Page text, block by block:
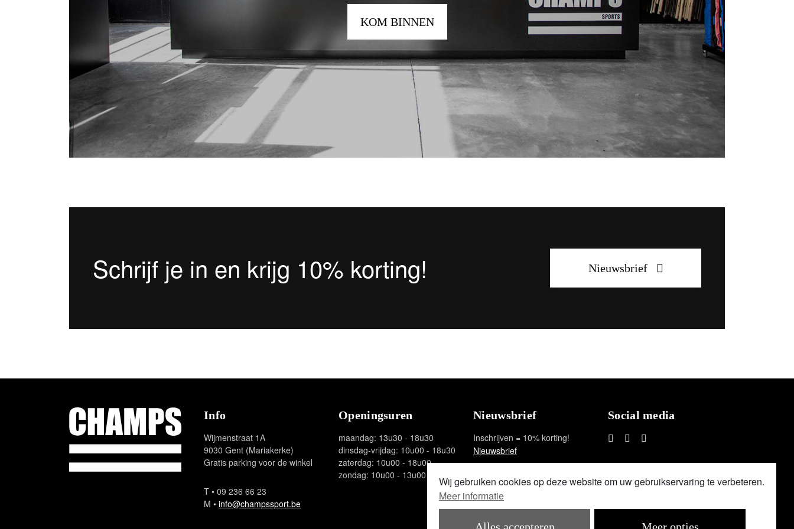
Wij gebruiken cookies op deze website om uw gebruikservaring te verbeteren.
Meer informatie
KOM BINNEN
Schrijf je in en krijg 10% korting! Nieuwsbrief
Champs Sport Info
Wijmenstraat 1A
9030 Gent (Mariakerke)
Gratis parking voor de winkel
T • 09 236 66 23
M • info@champssport.be
Openingsuren
maandag: 13u30 - 18u30
dinsdag-vrijdag: 10u00 - 18u30
zaterdag: 10u00 - 18u00
zondag: 10u00 - 13u00
Nieuwsbrief
Inschrijven = 10% korting!
Nieuwsbrief
Social media
facebookinstagram